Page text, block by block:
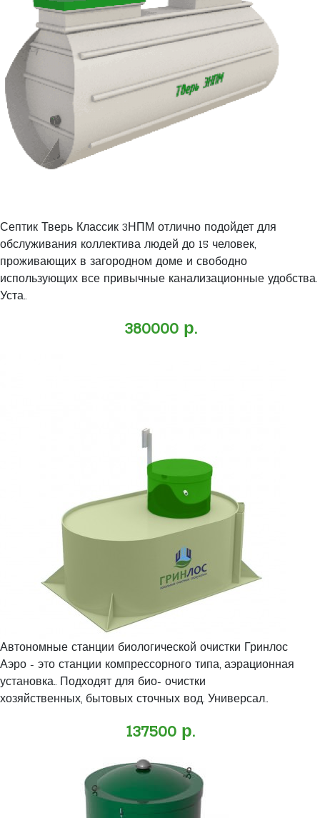
Септик Тверь Классик 3НПМ отлично подойдет для
обслуживания коллектива людей до 15 человек,
проживающих в загородном доме и свободно
использующих все привычные канализационные удобства.
Уста..
380000 р.
Автономные станции биологической очистки Гринлос
Аэро - это станции компрессорного типа, аэрационная
установка.. Подходят для био- очистки
хозяйственных, бытовых сточных вод. Универсал..
137500 р.